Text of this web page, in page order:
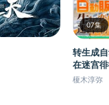
07集
转生成
在迷宫
榎木淳弥